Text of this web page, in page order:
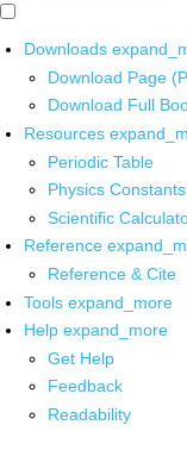
Downloads
Download Page
Download Full
Resources
Periodic Table
Physics Constants
Scientific
Reference
Reference & Cite
Tools expand_more
Help expand_more
Get Help
Feedback
Readability